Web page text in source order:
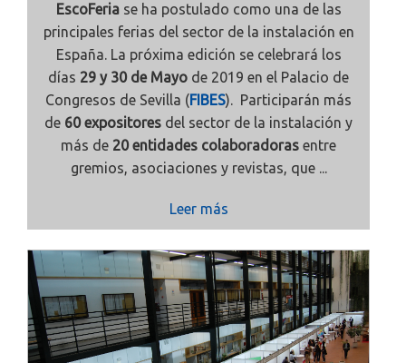
EscoFeriase ha postulado como una de las
principales ferias del sector de la instalación en
España. La próxima edición se celebrará los
días 29 y 30 de Mayo de 2019 en el Palacio de
Congresos de Sevilla (FIBES). Participarán más
de 60 expositores del sector de la instalación y
más de 20 entidades colaboradoras entre
gremios, asociaciones y revistas, que ...
Leer más